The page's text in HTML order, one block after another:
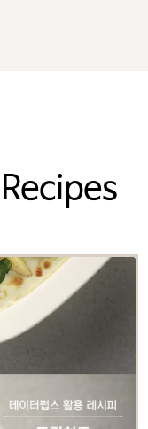
경고
웹사이트
감자협회
가려고
제3자
의 소유로
링크
한 책임을